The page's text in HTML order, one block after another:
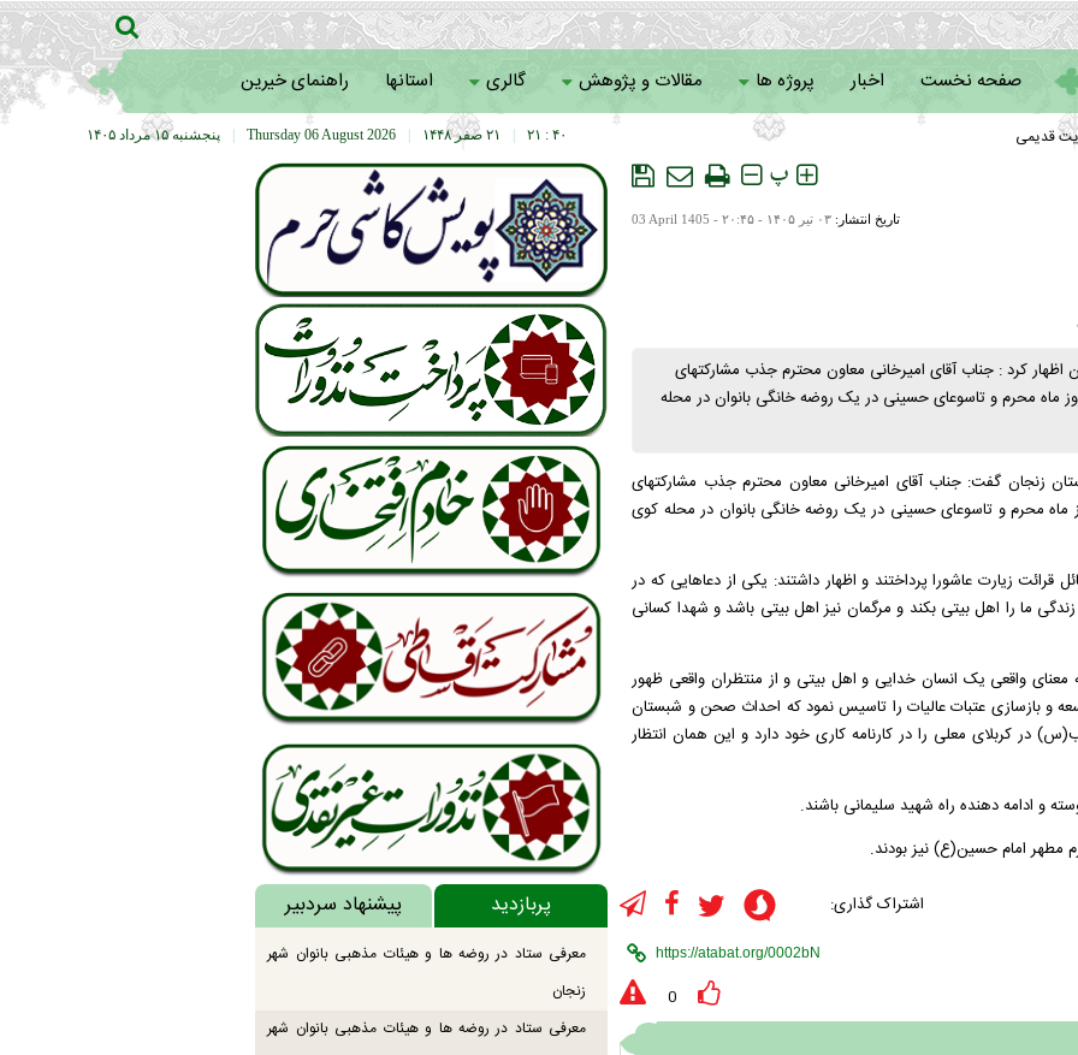
صفحه نخست اخبار پروژه ها مقالات و پژوهش گالری استانها راهنمای خیرین
سامانه خادمانقدیمی پنجشنبه ۱۵ مرداد ۱۴۰۵ Thursday 06 August 2026 ۲۱ صفر ۱۴۴۸ ۴۰ : ۲۱
پ
تاریخ انتشار: ۰۳ تير ۱۴۰۵ - ۲۰:۴۵ - 03 April 1405
اظهار کرد : جناب آقای امیرخانی معاون محترم جذب مشارکتهای
۱۴۰۵/۰۴/۰۳ مصادف با نهمین روز ماه محرم و تاسوعای حسینی در یک روضه خانگی بانوان در محله
استان زنجان گفت: جناب آقای امیرخانی معاون محترم جذب مشارکتهای
۱۴۰۵/۰۴/۰۳ مصادف با نهمین روز ماه محرم و تاسوعای حسینی در یک روضه خانگی بانوان در محله کوی
زیارت عاشورا پرداختند و اظهار داشتند: یکی از دعاهایی که در
ما را اهل بیتی بکند و مرگمان نیز اهل بیتی باشد و شهدا کسانی
معنای واقعی یک انسان خدایی و اهل بیتی و از منتظران واقعی ظهور
و بازسازی عتبات عالیات را تاسیس نمود که احداث صحن و شبستان
معلی را در کارنامه کاری خود دارد و این همان انتظار
و ادامه دهنده راه شهید سلیمانی باشند.
مطهر امام حسین(ع) نیز بودند.
اشتراک گذاری:
0
پربازدید پیشنهاد سردبیر
معرفی ستاد در روضه ها و هیئات مذهبی بانوان شهر
زنجان
معرفی ستاد در روضه ها و هیئات مذهبی بانوان شهر